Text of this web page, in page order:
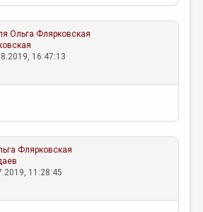
Ольга Флярковская
16:47:13
Флярковская
11:28:45